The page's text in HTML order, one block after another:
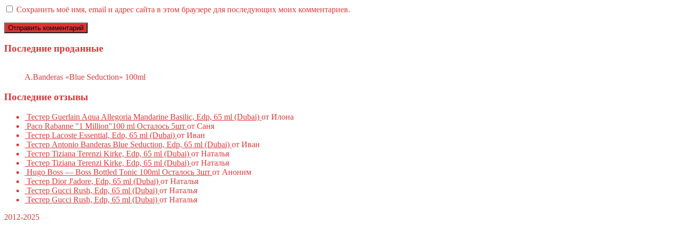
Сохранить моё имя, email и адрес сайта в этом браузере для последующих моих комментариев.
Последние проданные
A.Banderas «Blue Seduction» 100ml
Последние отзывы
Тестер Guerlain Aqua Allegoria Mandarine Basilic, Edp, 65 ml (Dubai) от Илона
Paco Rabanne "1 Million"100 ml Осталось 5шт от Саня
Тестер Lacoste Essential, Edp, 65 ml (Dubai) от Иван
Тестер Antonio Banderas Blue Seduction, Edp, 65 ml (Dubai) от Иван
Тестер Tiziana Terenzi Kirke, Edp, 65 ml (Dubai) от Наталья
Тестер Tiziana Terenzi Kirke, Edp, 65 ml (Dubai) от Наталья
Hugo Boss — Boss Bottled Tonic 100ml Осталось 3шт от Аноним
Тестер Dior J'adore, Edp, 65 ml (Dubai) от Наталья
Тестер Gucci Rush, Edp, 65 ml (Dubai) от Наталья
Тестер Gucci Rush, Edp, 65 ml (Dubai) от Наталья
2012-2025